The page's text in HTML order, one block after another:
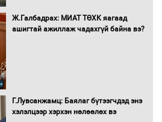
Ж.Галбадрах: МИАТ ТӨХК яагаад
ашигтай ажиллаж чадахгүй байна вэ?
Г.Лувсанжамц: Баялаг бүтээгчдэд энэ
хэлэлцээр хэрхэн нөлөөлөх вэ